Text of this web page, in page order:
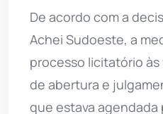
De acordo com a
Achei Sudoeste, a
processo licitatório às
de abertura e
que estava agendada